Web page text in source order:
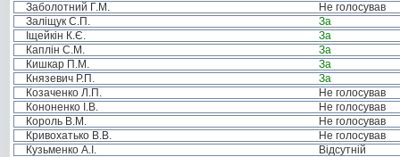
Заболотний Г.М.
Не голосував
Заліщук С.П.
За
Іщейкін К.Є.
За
Каплін С.М.
За
Кишкар П.М.
За
Князевич Р.П.
За
Козаченко Л.П.
Не голосував
Кононенко І.В.
Не голосував
Король В.М.
Не голосував
Кривохатько В.В.
Не голосував
Кузьменко А.І.
Відсутній